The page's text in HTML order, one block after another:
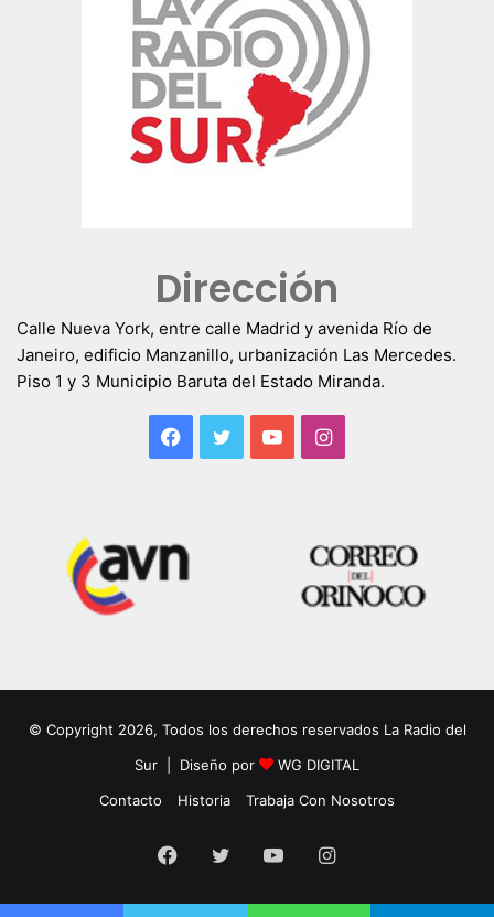
Dirección
Calle Nueva York, entre calle Madrid y avenida Río de
Janeiro, edificio Manzanillo, urbanización Las Mercedes.
Piso 1 y 3 Municipio Baruta del Estado Miranda.
Facebook
TwitterYouTubeInstagram
© Copyright 2026, Todos los derechos reservados La Radio del
Sur | Diseño por
WG DIGITAL
Contacto
Historia Trabaja Con Nosotros
Facebook
TwitterYouTubeInstagram